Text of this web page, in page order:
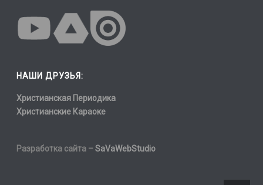
НАШИ ДРУЗЬЯ:
Христианская Периодика
Христианские Караоке
Разработка сайта –SaVaWebStudio